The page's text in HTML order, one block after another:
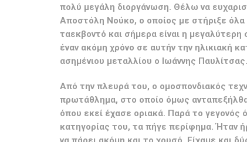
πολύ μεγάλη διοργάνωση. Θέλω να
Αποστόλη Νούκο, ο οποίος με στήριξε όλα
ταεκβοντό και σήμερα είναι η
έναν ακόμη χρόνο σε αυτήν την ηλικιακή
ασημένιου μεταλλίου ο Ιωάννης Παυλίτσας.
Από την πλευρά του, ο ομοσπονδιακός
πρωτάθλημα, στο οποίο όμως
όπου εκεί έχασε οριακά. Παρά το
κατηγορίας του, τα πήγε περίφημα. Ήταν